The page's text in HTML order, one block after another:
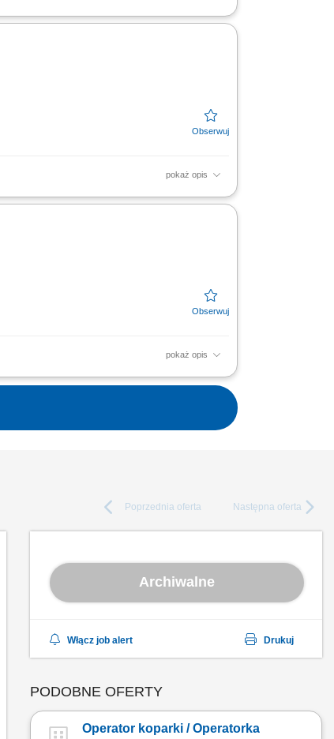
inwestycji; Kontrola stanu
pokaż opis
oświetlenia ulicznego i linii
pokaż opis
obowiązującymi standardami.
Poprzednia oferta Następna oferta
Archiwalne
Włącz job alert Drukuj
PODOBNE OFERTY
Operator koparki / Operatorka